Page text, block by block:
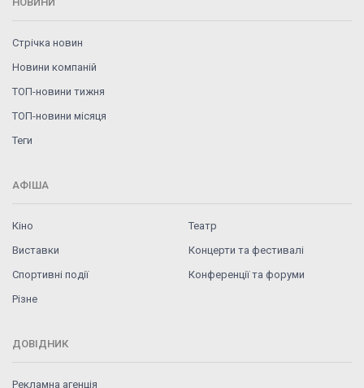
Стрічка новин
Новини компаній
ТОП-новини тижня
ТОП-новини місяця
Теги
АФІША
Кіно
Театр
Виставки
Концерти та фестивалі
Спортивні події
Конференції та форуми
Різне
ДОВІДНИК
Рекламна агенція